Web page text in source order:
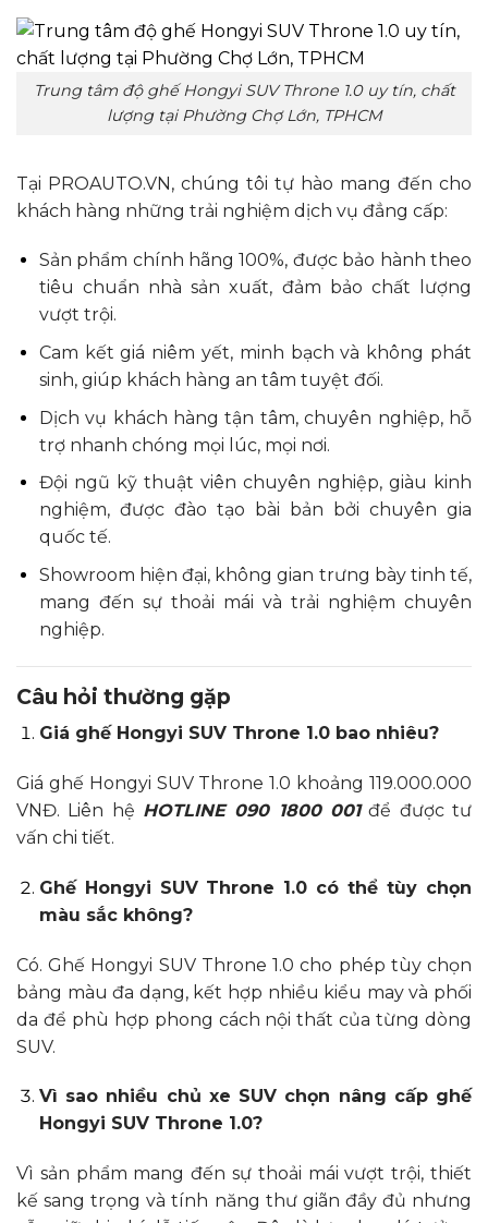
Trung tâm độ ghế Hongyi SUV Throne 1.0 uy tín, chất
lượng tại Phường Chợ Lớn, TPHCM
Tại PROAUTO.VN, chúng tôi tự hào mang đến cho
khách hàng những trải nghiệm dịch vụ đẳng cấp:
Sản phẩm chính hãng 100%, được bảo hành theo
tiêu chuẩn nhà sản xuất, đảm bảo chất lượng
vượt trội.
Cam kết giá niêm yết, minh bạch và không phát
sinh, giúp khách hàng an tâm tuyệt đối.
Dịch vụ khách hàng tận tâm, chuyên nghiệp, hỗ
trợ nhanh chóng mọi lúc, mọi nơi.
Đội ngũ kỹ thuật viên chuyên nghiệp, giàu kinh
nghiệm, được đào tạo bài bản bởi chuyên gia
quốc tế.
Showroom hiện đại, không gian trưng bày tinh tế,
mang đến sự thoải mái và trải nghiệm chuyên
nghiệp.
Câu hỏi thường gặp
Giá ghế Hongyi SUV Throne 1.0 bao nhiêu?
Giá ghế Hongyi SUV Throne 1.0 khoảng 119.000.000
VNĐ. Liên hệ HOTLINE 090 1800 001để được tư
vấn chi tiết.
Ghế Hongyi SUV Throne 1.0 có thể tùy chọn
màu sắc không?
Có. Ghế Hongyi SUV Throne 1.0 cho phép tùy chọn
bảng màu đa dạng, kết hợp nhiều kiểu may và phối
da để phù hợp phong cách nội thất của từng dòng
SUV.
Vì sao nhiều chủ xe SUV chọn nâng cấp ghế
Hongyi SUV Throne 1.0?
Vì sản phẩm mang đến sự thoải mái vượt trội, thiết
kế sang trọng và tính năng thư giãn đầy đủ nhưng